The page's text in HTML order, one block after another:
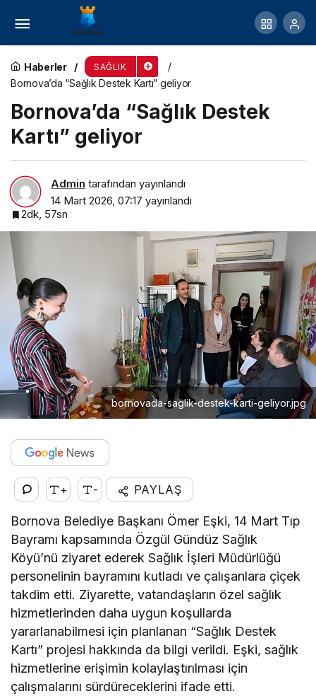
Haberler SAĞLIK
Bornova’da “Sağlık Destek Kartı” geliyor
Bornova’da “Sağlık Destek
Kartı” geliyor
Admin tarafından yayınlandı
14 Mart 2026, 07:17 yayınlandı
2dk, 57sn
bornovada-saglik-destek-karti-geliyor.jpg
+ - PAYLAŞ
Bornova Belediye Başkanı Ömer Eşki, 14 Mart Tıp
Bayramı kapsamında Özgül Gündüz Sağlık
Köyü’nü ziyaret ederek Sağlık İşleri Müdürlüğü
personelinin bayramını kutladı ve çalışanlara çiçek
takdim etti. Ziyarette, vatandaşların özel sağlık
hizmetlerinden daha uygun koşullarda
yararlanabilmesi için planlanan “Sağlık Destek
Kartı” projesi hakkında da bilgi verildi. Eşki, sağlık
hizmetlerine erişimin kolaylaştırılması için
çalışmalarını sürdüreceklerini ifade etti.
Asperger sendromlu yüksek mühendis,
Eşrefpaşa Hastanesi’nde görevde